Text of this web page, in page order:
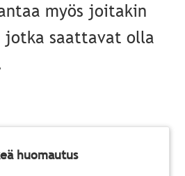
myös joitakin
jotka saattavat olla
huomautus